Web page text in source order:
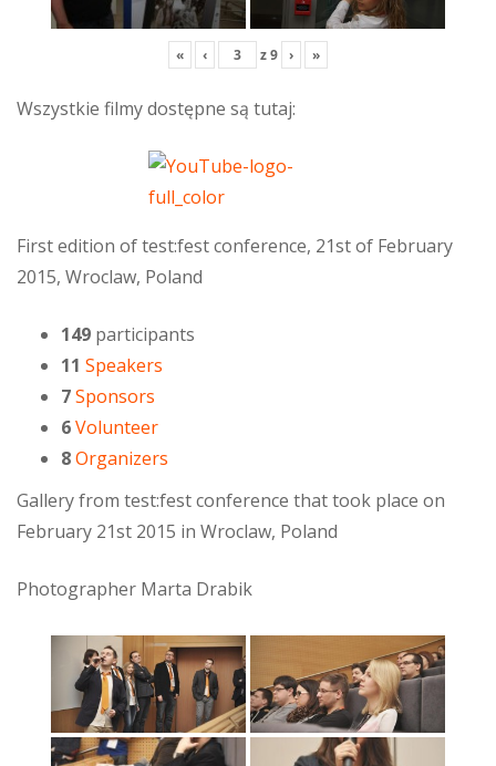
« ‹ z9 › »
Wszystkie filmy dostępne są tutaj:
First edition of test:fest conference, 21st of February
2015, Wroclaw, Poland
149 participants
11 Speakers
7Sponsors
6Volunteer
8Organizers
Gallery from test:fest conference that took place on
February 21st 2015 in Wroclaw, Poland
Photographer Marta Drabik